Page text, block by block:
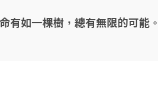
有如一棵樹，總有無限的可能。